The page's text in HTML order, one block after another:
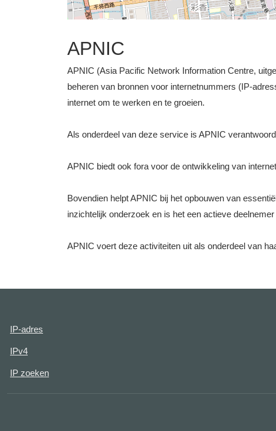
APNIC
APNIC (Asia Pacific Network Information Centre,
beheren van bronnen voor internetnummers (IP-
internet om te werken en te groeien.
Als onderdeel van deze service is APNIC
APNIC biedt ook fora voor de ontwikkeling van
Bovendien helpt APNIC bij het opbouwen van
inzichtelijk onderzoek en is het een actieve
APNIC voert deze activiteiten uit als onderdeel van
IP-adres
IPv4
IP zoeken